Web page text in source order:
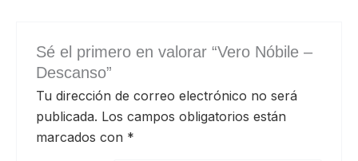
Sé el primero en valorar “Vero Nóbile –
Descanso”
Tu dirección de correo electrónico no será
publicada. Los campos obligatorios están
marcados con *